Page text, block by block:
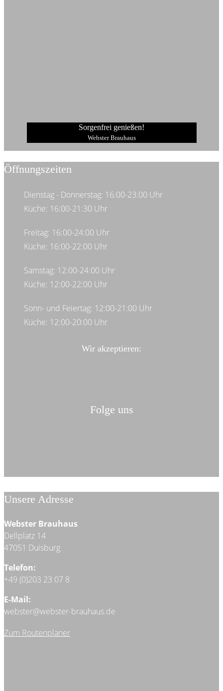
Sorgenfrei genießen!
Webster Brauhaus
Öffnungszeiten
Dienstag - Donnerstag: 16:00-23:00 Uhr
Küche: 16:00-21:30 Uhr
Freitag: 16:00-24:00 Uhr
Küche: 16:00-22:00 Uhr
Samstag: 12:00-24:00 Uhr
Küche: 12:00-22:00 Uhr
Sonn- und Feiertag: 12:00-21:00 Uhr
Küche: 12:00-20:00 Uhr
Wir akzeptieren:
Folge uns
Unsere Adresse
Webster Brauhaus
Dellplatz 14
47051 Duisburg
Telefon:
+49 (0)203 23 07 8
E-Mail:
webster@webster-brauhaus.de
Zum Routenplaner